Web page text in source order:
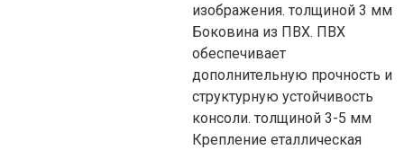
изображения. толщиной 3 мм
Боковина из ПВХ. ПВХ
обеспечивает
дополнительную прочность и
структурную устойчивость
консоли. толщиной 3-5 мм
Крепление еталлическая